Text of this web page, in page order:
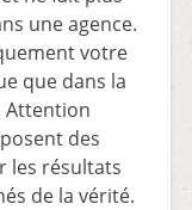
une agence.
votre
que dans la
Attention
des
les résultats
de la vérité.